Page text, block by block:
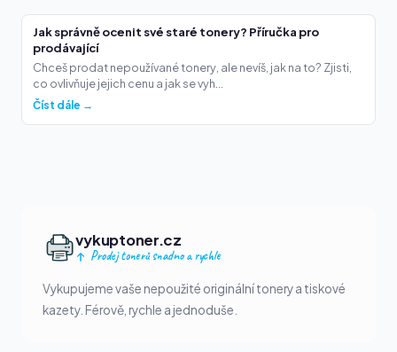
Jak správně ocenit své staré tonery? Příručka pro
prodávající
Chceš prodat nepoužívané tonery, ale nevíš, jak na to? Zjisti,
co ovlivňuje jejich cenu a jak se vyh...
Číst dále →
vykuptoner.cz
Prodej tonerů snadno a rychle
Vykupujeme vaše nepoužité originální tonery a tiskové
kazety. Férově, rychle a jednoduše.